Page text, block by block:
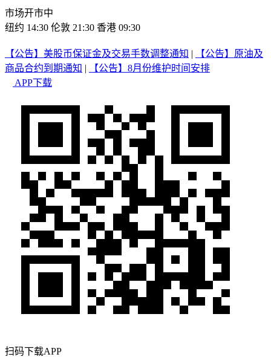
市场开市中
纽约 14:30 伦敦 21:30 香港 09:30
【公告】美股币保证金及交易手数调整通知 |
【公告】原油及
商品合约到期通知 |
【公告】8月份维护时间安排
APP下载
扫码下载APP